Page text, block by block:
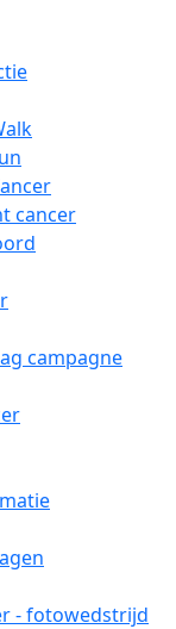
cancer
campagne
- fotowedstrijd